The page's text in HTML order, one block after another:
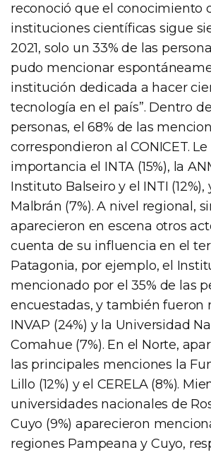
reconoció que el conocimiento
instituciones científicas sigue
2021, solo un 33% de las
pudo mencionar
institución dedicada a hacer
tecnología en el país”. Dentro
personas, el 68% de las
correspondieron al CONICET.
importancia el INTA (15%), la
Instituto Balseiro y el INTI
Malbrán (7%). A nivel regional,
aparecieron en escena otros
cuenta de su influencia en el
Patagonia, por ejemplo, el
mencionado por el 35% de las
encuestadas, y también fueron
INVAP (24%) y la Universidad
Comahue (7%). En el Norte,
las principales menciones la
Lillo (12%) y el CERELA (8%).
universidades nacionales de
Cuyo (9%) aparecieron
regiones Pampeana y Cuyo,